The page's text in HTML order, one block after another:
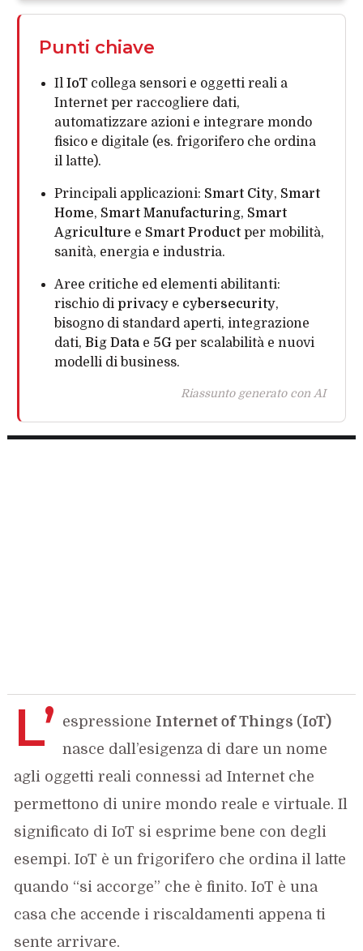
Punti chiave
IlIoT collega sensori e oggetti reali a
Internet per raccogliere dati,
automatizzare azioni e integrare mondo
fisico e digitale (es. frigorifero che ordina
il latte).
Principali applicazioni: Smart City, Smart
Home, Smart Manufacturing, Smart
Agriculture e Smart Product per mobilità,
sanità, energia e industria.
Aree critiche ed elementi abilitanti:
rischio diprivacy e cybersecurity,
bisogno di standard aperti, integrazione
dati,Big Datae 5G per scalabilità e nuovi
modelli di business.
Riassunto generato con AI
L’ espressione Internet of Things (IoT)
nasce dall’esigenza di dare un nome
agli oggetti reali connessi ad Internet che
permettono di unire mondo reale e virtuale. Il
significato di IoT si esprime bene con degli
esempi. IoT è un frigorifero che ordina il latte
quando “si accorge” che è finito. IoT è una
casa che accende i riscaldamenti appena ti
sente arrivare.